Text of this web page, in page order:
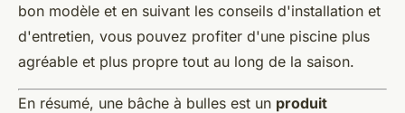
bon modèle et en suivant les conseils d'installation et
d'entretien, vous pouvez profiter d'une piscine plus
agréable et plus propre tout au long de la saison.
En résumé, une bâche à bulles est un produit